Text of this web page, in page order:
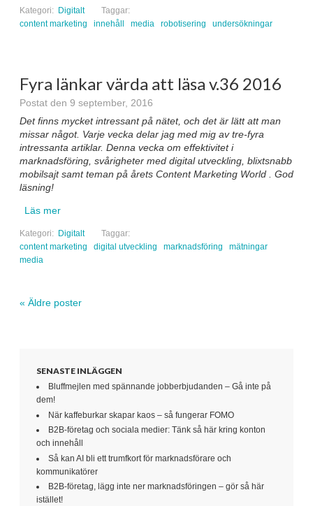
Kategori: Digitalt
Taggar:
content marketing
innehåll media robotisering undersökningar
Fyra länkar värda att läsa v.36 2016
Postat den 9 september, 2016
Det finns mycket intressant på nätet, och det är lätt att man
missar något. Varje vecka delar jag med mig av tre-fyra
intressanta artiklar. Denna vecka om effektivitet i
marknadsföring, svårigheter med digital utveckling, blixtsnabb
mobilsajt samt teman på årets Content Marketing World . God
läsning!
Läs mer
Kategori: Digitalt
Taggar:
content marketing
digital utveckling marknadsföring
mätningar
media
« Äldre poster
SENASTE INLÄGGEN
Bluffmejlen med spännande jobberbjudanden – Gå inte på
dem!
När kaffeburkar skapar kaos – så fungerar FOMO
B2B-företag och sociala medier: Tänk så här kring konton
och innehåll
Så kan AI bli ett trumfkort för marknadsförare och
kommunikatörer
B2B-företag, lägg inte ner marknadsföringen – gör så här
istället!